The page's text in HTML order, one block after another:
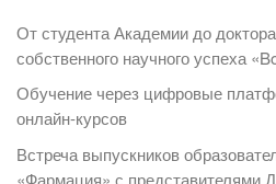
От студента Академии до
собственного научного успеха
Обучение через цифровые
онлайн-курсов
Встреча выпускников
«Фармация» с представителями